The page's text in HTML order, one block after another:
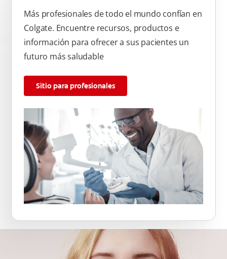
Más profesionales de todo el mundo confían en
Colgate. Encuentre recursos, productos e
información para ofrecer a sus pacientes un
futuro más saludable
Sitio para profesionales